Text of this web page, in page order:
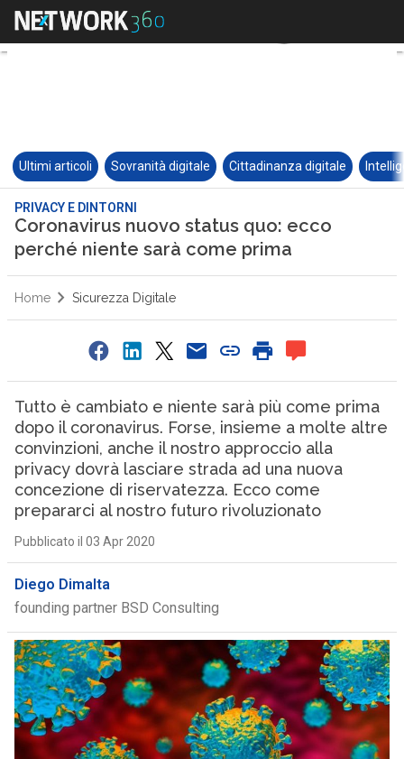
Ultimi articoli Sovranità digitale Cittadinanza digitale
PRIVACY E DINTORNI
Coronavirus nuovo status quo: ecco
perché niente sarà come prima
Home Sicurezza Digitale
Tutto è cambiato e niente sarà più come prima
dopo il coronavirus. Forse, insieme a molte altre
convinzioni, anche il nostro approccio alla
privacy dovrà lasciare strada ad una nuova
concezione di riservatezza. Ecco come
prepararci al nostro futuro rivoluzionato
Pubblicato il 03 Apr 2020
Diego Dimalta
founding partner BSD Consulting